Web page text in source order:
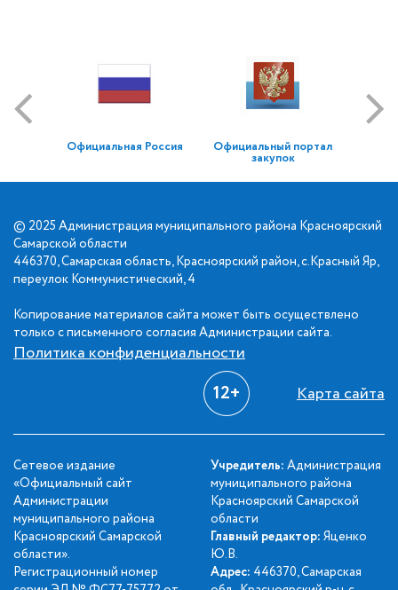
Официальная Россия Официальный портал
закупок
© 2025 Администрация муниципального района Красноярский
Самарской области
446370, Самарская область, Красноярский район, с.Красный Яр,
переулок Коммунистический, 4
Копирование материалов сайта может быть осуществлено
только с письменного согласия Администрации сайта.
Политика конфиденциальности
12+ Карта сайта
Сетевое издание
«Официальный сайт
Администрации
муниципального района
Красноярский Самарской
области».
Регистрационный номер
Учредитель: Администрация
муниципального района
Красноярский Самарской
области
Главный редактор: Яценко
Ю.В.
Адрес: 446370, Самарская